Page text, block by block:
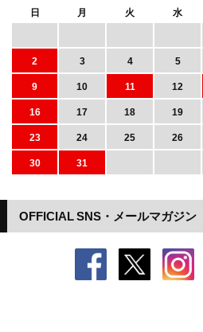
OFFICIAL SNS・メールマガジン
日 月 火 水
2
3 4 5
9
10 11 12
16
17 18 19
23
24 25 26
30
31